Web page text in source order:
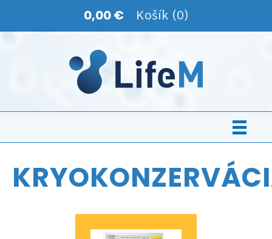
0,00 € Košík (0)